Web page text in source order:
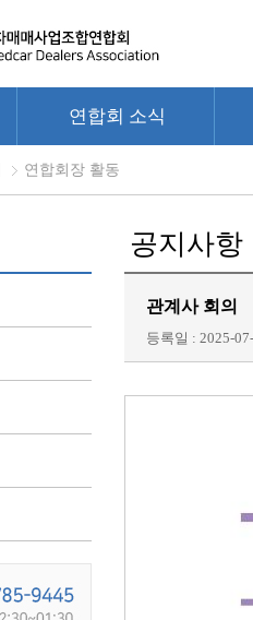
연합회 소식
연합회장 활동
공지사항
관계사 회의
등록일 : 2025-